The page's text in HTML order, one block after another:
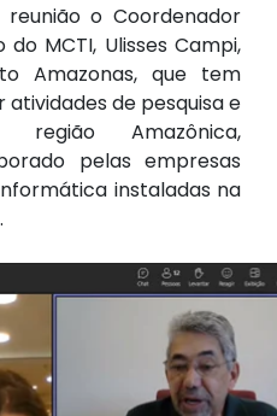
o Coordenador
MCTI, Ulisses Campi,
Amazonas, que tem
de pesquisa e
região Amazônica,
pelas empresas
instaladas na